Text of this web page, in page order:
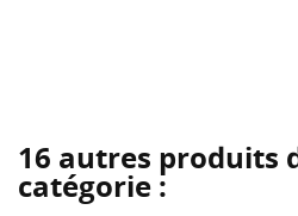
16 autres produits
catégorie :